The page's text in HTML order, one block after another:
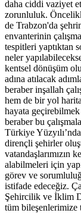
daha ciddi vaziyet
zorunluluk.
de Trabzon'da
envanterinin
tespitleri yaptıktan
neler
kentsel dönüşüm
adına atılacak
beraber inşallah
hem de bir yol
hayata geçirebilmek
beraber bu
Türkiye
dirençli şehirler
vatandaşlarımızın
alabilmeleri için
görev ve
istifade edeceğiz.
Şehircilik ve İklim
tüm bileşenlerimize